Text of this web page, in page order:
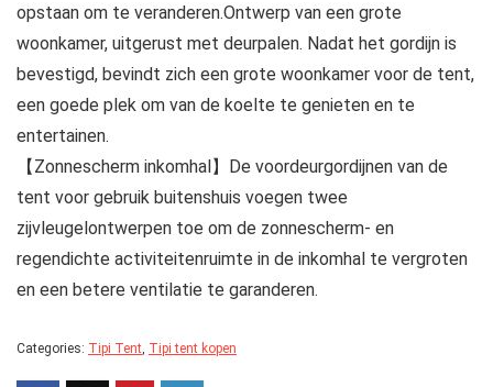
opstaan ​​om te veranderen.Ontwerp van een grote
woonkamer, uitgerust met deurpalen. Nadat het gordijn is
bevestigd, bevindt zich een grote woonkamer voor de tent,
een goede plek om van de koelte te genieten en te
entertainen.
【Zonnescherm inkomhal】De voordeurgordijnen van de
tent voor gebruik buitenshuis voegen twee
zijvleugelontwerpen toe om de zonnescherm- en
regendichte activiteitenruimte in de inkomhal te vergroten
en een betere ventilatie te garanderen.
Categories: Tipi Tent Tipi tent kopen